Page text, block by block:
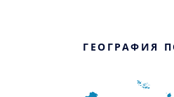
ГЕОГРАФИЯ